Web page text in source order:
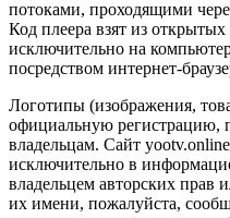
потоками, проходящими
Код плеера взят из
исключительно на
посредством интернет-
Логотипы (изображения,
официальную регистрацию,
владельцам. Сайт
исключительно в
владельцем авторских прав
их имени, пожалуйста,